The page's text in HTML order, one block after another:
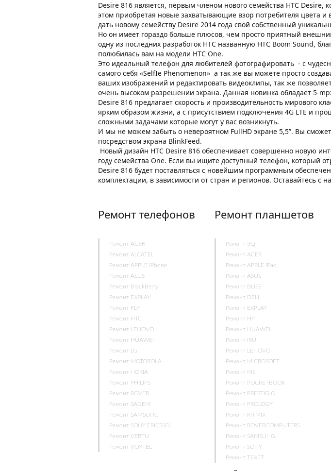
Desire 816 является, первым членом нового семейства HTC
этом приобретая новые захватывающие взор потребителя цвета и
дать новому семейству Desire 2014 года свой собственный
Но он имеет гораздо больше плюсов, чем просто приятный
одну из последних разработок HTC названную HTC Boom Sound,
полюбилась вам на модели HTC One.
Это идеальный телефон для любителей фотографировать - с
самого себя «SelfIe Phenomenon» а так же вы можете просто
ваших изображений и редактировать видеоклипы, так же
очень высоком разрешении экрана. Данная новинка обладает 5-
Desire 816 предлагает скорость и производительность мирового
ярким образом жизни, а с присутствием подключения 4G LTE и
сложными задачами которые могут у вас возникнуть.
И мы не можем забыть о невероятном FullHD экране 5,5”. Вы
посредством экрана BlinkFeed.
Новый дизайн HTC Desire 816 обеспечивает совершенно новую
году семейства One. Если вы ищите доступный телефон, который
Desire 816 будет поставляться с новейшим программным
комплектации, в зависимости от стран и регионов. Оставайтесь
Ремонт телефонов
Ремонт ACER
Ремонт ALCATEL
Ремонт APPLE iPhone
Ремонт ASUS
Ремонт BlackBerry
Ремонт EXPLAY
Ремонт FLY
Ремонт HTC
Ремонт LENOVO
Ремонт HUAWEI
Ремонт LG
Ремонт MOTOROLA
Ремонт NOKIA
Ремонт PHILIPS
Ремонт ROVER
Ремонт SAGEM
Ремонт SAMSUNG
Ремонт SONY ERICSSON
Ремонт VERTU
Ремонт VOXTEL
Ремонт планшетов
Ремонт 3Q
Ремонт ACER
Ремонт APPLE iPad
Ремонт ASUS
Ремонт BLISS
Ремонт DELL
Ремонт EXPLAY
Ремонт HP
Ремонт HUAWEI
Ремонт IRU
Ремонт LENOVO
Ремонт MICROSOFT
Ремонт MSI
Ремонт POCKETBOOK
Ремонт PRESTIGIO
Ремонт PROLOGY
Ремонт RITMIX
Ремонт ROVERCOMPUTERS
Ремонт SAMSUNG
Ремонт SONY
Ремонт TEXET